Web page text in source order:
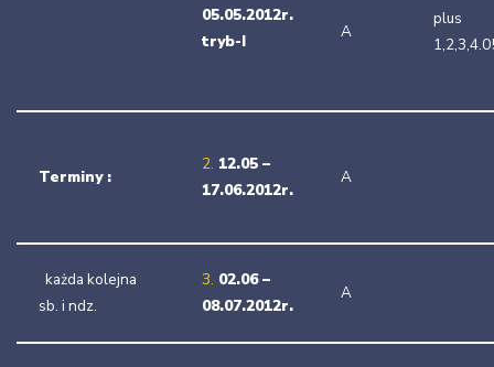
05.05.2012r.
tryb-I
A
plus
Terminy :
2. 12.05 –
17.06.2012r.
A
każda kolejna
sb. i ndz.
3. 02.06 –
08.07.2012r.
A